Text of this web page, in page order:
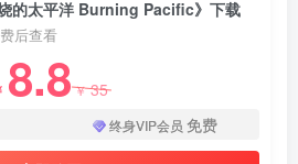
的太平洋 Burning Pacific》下载
后查看
8.8￥35
终身VIP会员 免费